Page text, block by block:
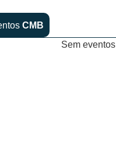
CMB
Sem eventos